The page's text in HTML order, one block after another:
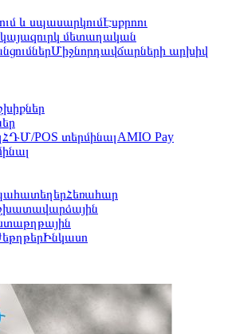
և սպասարկումԷսքրոու
մետաղական
Միջնորդավճարների արխիվ
ՀԴՄ/POS տերմինալAMIO Pay
Հեռահար
Ինկասո